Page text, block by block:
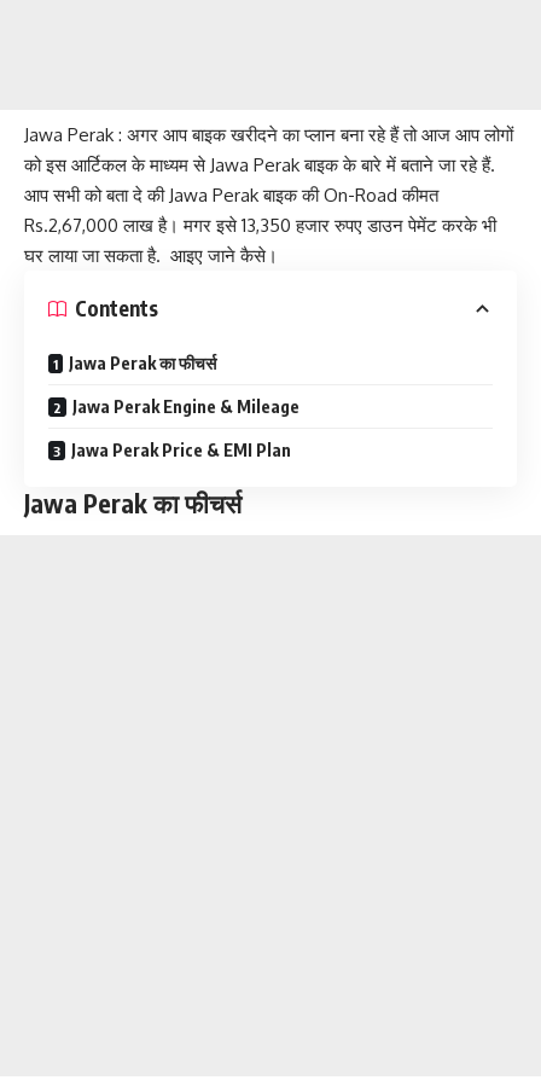
Jawa Perak : अगर आप बाइक खरीदने का प्लान बना रहे हैं तो आज आप लोगों
को इस आर्टिकल के माध्यम से Jawa Perak बाइक के बारे में बताने जा रहे हैं.
आप सभी को बता दे की Jawa Perak बाइक की On-Road कीमत
Rs.2,67,000 लाख है। मगर इसे 13,350 हजार रुपए डाउन पेमेंट करके भी
घर लाया जा सकता है. आइए जाने कैसे।
Contents
Jawa Perak का फीचर्स
Jawa Perak Engine & Mileage
Jawa Perak Price & EMI Plan
Jawa Perak का फीचर्स